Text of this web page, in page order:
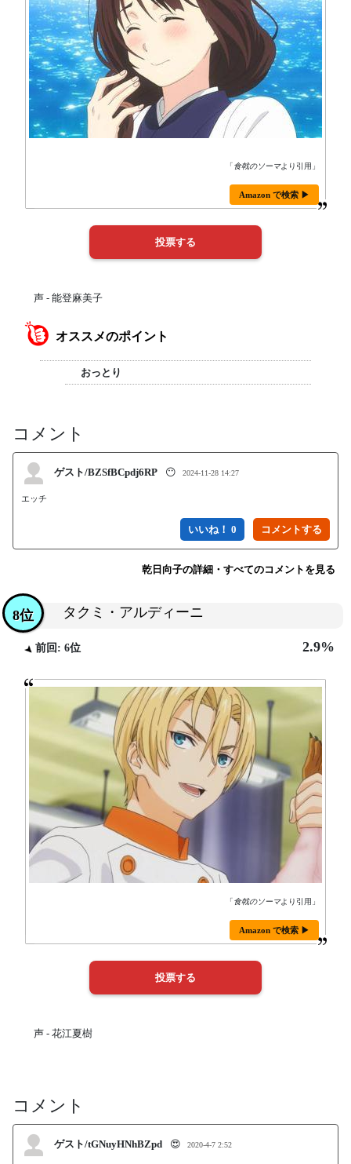
「食戟のソーマより引用」
Amazon で検索 ▶
声 - 能登麻美子
オススメのポイント
おっとり
コメント
ゲスト/BZSfBCpdj6RP 😶 2024-11-28 14:27
いいね！ 0
乾日向子の詳細・すべてのコメントを見る
タクミ・アルディーニ
8位
前回: 6位 2.9%
「食戟のソーマより引用」
Amazon で検索 ▶
声 - 花江夏樹
コメント
ゲスト/tGNuyHNhBZpd 😍 2020-4-7 2:52